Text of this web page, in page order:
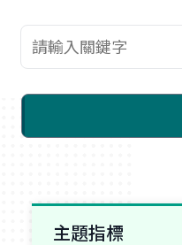
查詢關鍵字
主題指標